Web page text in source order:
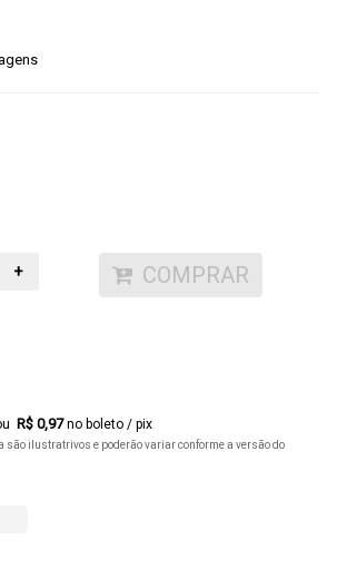
+ COMPRAR
R$ 0,97no boleto / pix
são ilustratrivos e poderão variar conforme a versão do